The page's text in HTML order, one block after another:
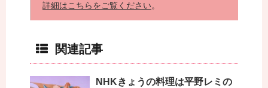
詳細はこちらをご覧ください。
関連記事
NHKきょうの料理は平野レミの